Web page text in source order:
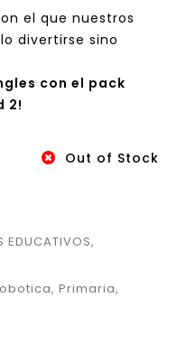
el que nuestros
divertirse sino
con el pack
2!
Out of Stock
EDUCATIVOS,
, Primaria,